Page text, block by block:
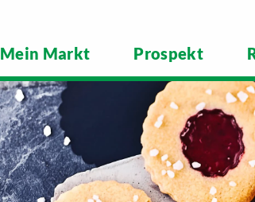
Mein Markt Prospekt